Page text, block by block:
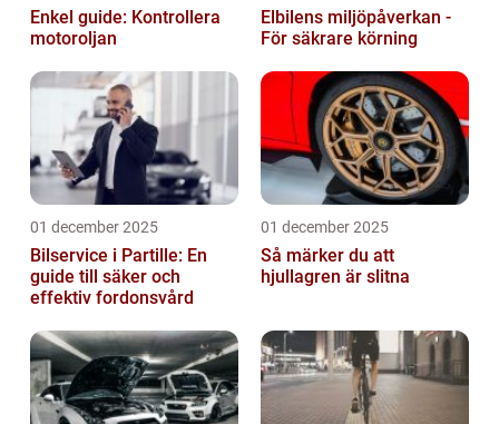
Enkel guide: Kontrollera
motoroljan
Elbilens miljöpåverkan -
För säkrare körning
01 december 2025
Bilservice i Partille: En
guide till säker och
effektiv fordonsvård
01 december 2025
Så märker du att
hjullagren är slitna